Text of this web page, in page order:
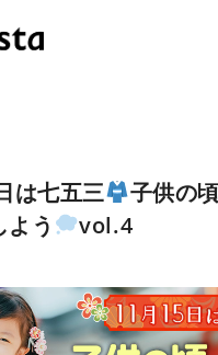
は七五三
子供の
よう
vol.4